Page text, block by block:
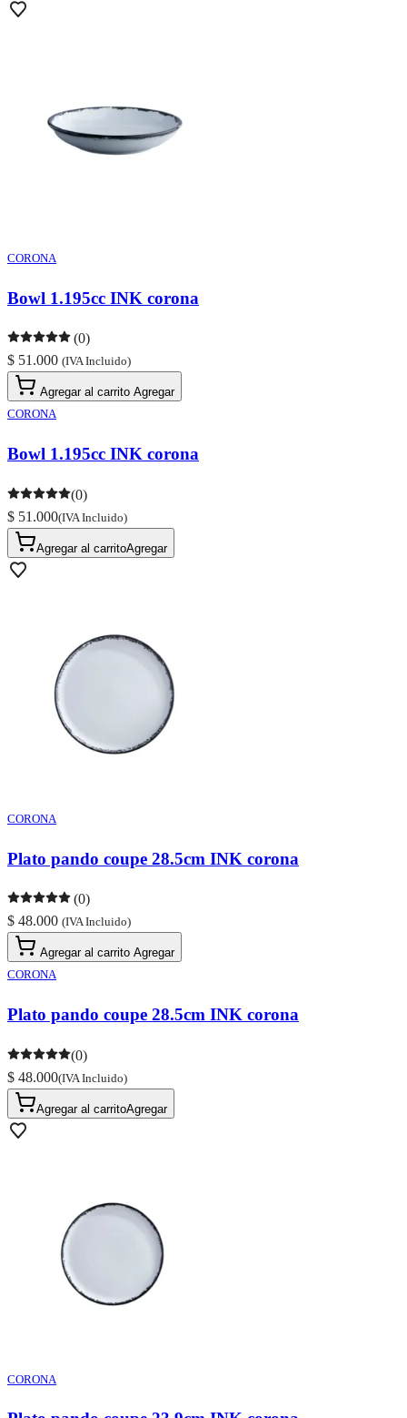
CORONA
Bowl 1.195cc INK corona
(0)
$ 51.000 (IVA Incluido)
Agregar al carrito Agregar
CORONA
Bowl 1.195cc INK corona
(0)
$ 51.000(IVA Incluido)
Agregar al carritoAgregar
CORONA
Plato pando coupe 28.5cm INK corona
(0)
$ 48.000 (IVA Incluido)
Agregar al carrito Agregar
CORONA
Plato pando coupe 28.5cm INK corona
(0)
$ 48.000(IVA Incluido)
Agregar al carritoAgregar
CORONA